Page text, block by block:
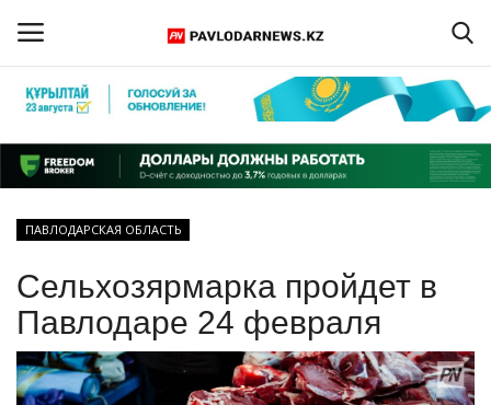
Регистрация
Главная
ПАВЛОДАРСКАЯ ОБЛАСТЬ
КАЗАХСТАН
ПАВЛОДАРСКАЯ ОБЛАСТЬ
Сельхозярмарка пройдет в
Павлодаре 24 февраля